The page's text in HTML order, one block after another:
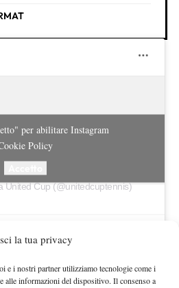
la tua privacy
e i nostri partner utilizziamo tecnologie come i
alle informazioni del dispositivo. Il consenso a
United Cup (@unitedcuptennis)
per abilitare Instagram
Policy